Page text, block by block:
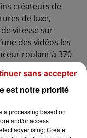
créateurs de
de luxe,
vitesse sur
des vidéos les
roulant à 370
de vitesse
conducteurs n’a
autorités restent
ces
seulement les
est notre priorité
processing based on
and/or access
advertising; Create
sans accepter